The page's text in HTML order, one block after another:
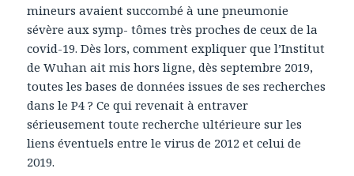
mineurs avaient succombé à une pneumonie
sévère aux symp- tômes très proches de ceux de la
covid-19. Dès lors, comment expliquer que l’Institut
de Wuhan ait mis hors ligne, dès septembre 2019,
toutes les bases de données issues de ses recherches
dans le P4 ? Ce qui revenait à entraver
sérieusement toute recherche ultérieure sur les
liens éventuels entre le virus de 2012 et celui de
2019.